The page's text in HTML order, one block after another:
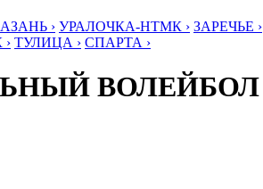
› УРАЛОЧКА-НТМК › ЗАРЕЧЬЕ ›
ТУЛИЦА › СПАРТА ›
ВОЛЕЙБОЛ